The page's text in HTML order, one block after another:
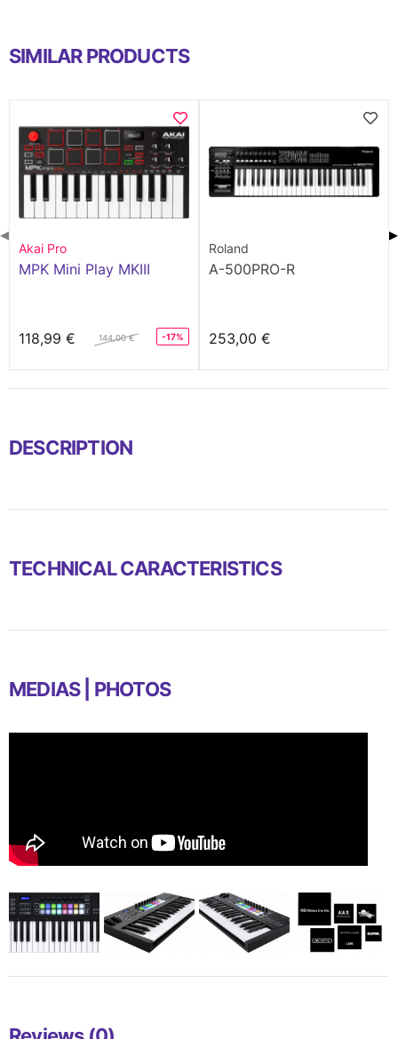
SIMILAR PRODUCTS
Akai Pro
MPK Mini Play MKIII
118,99 € 144,00 € -17%
Roland
A-500PRO-R
253,00 €
◀ ▶
DESCRIPTION
TECHNICAL CARACTERISTICS
MEDIAS | PHOTOS